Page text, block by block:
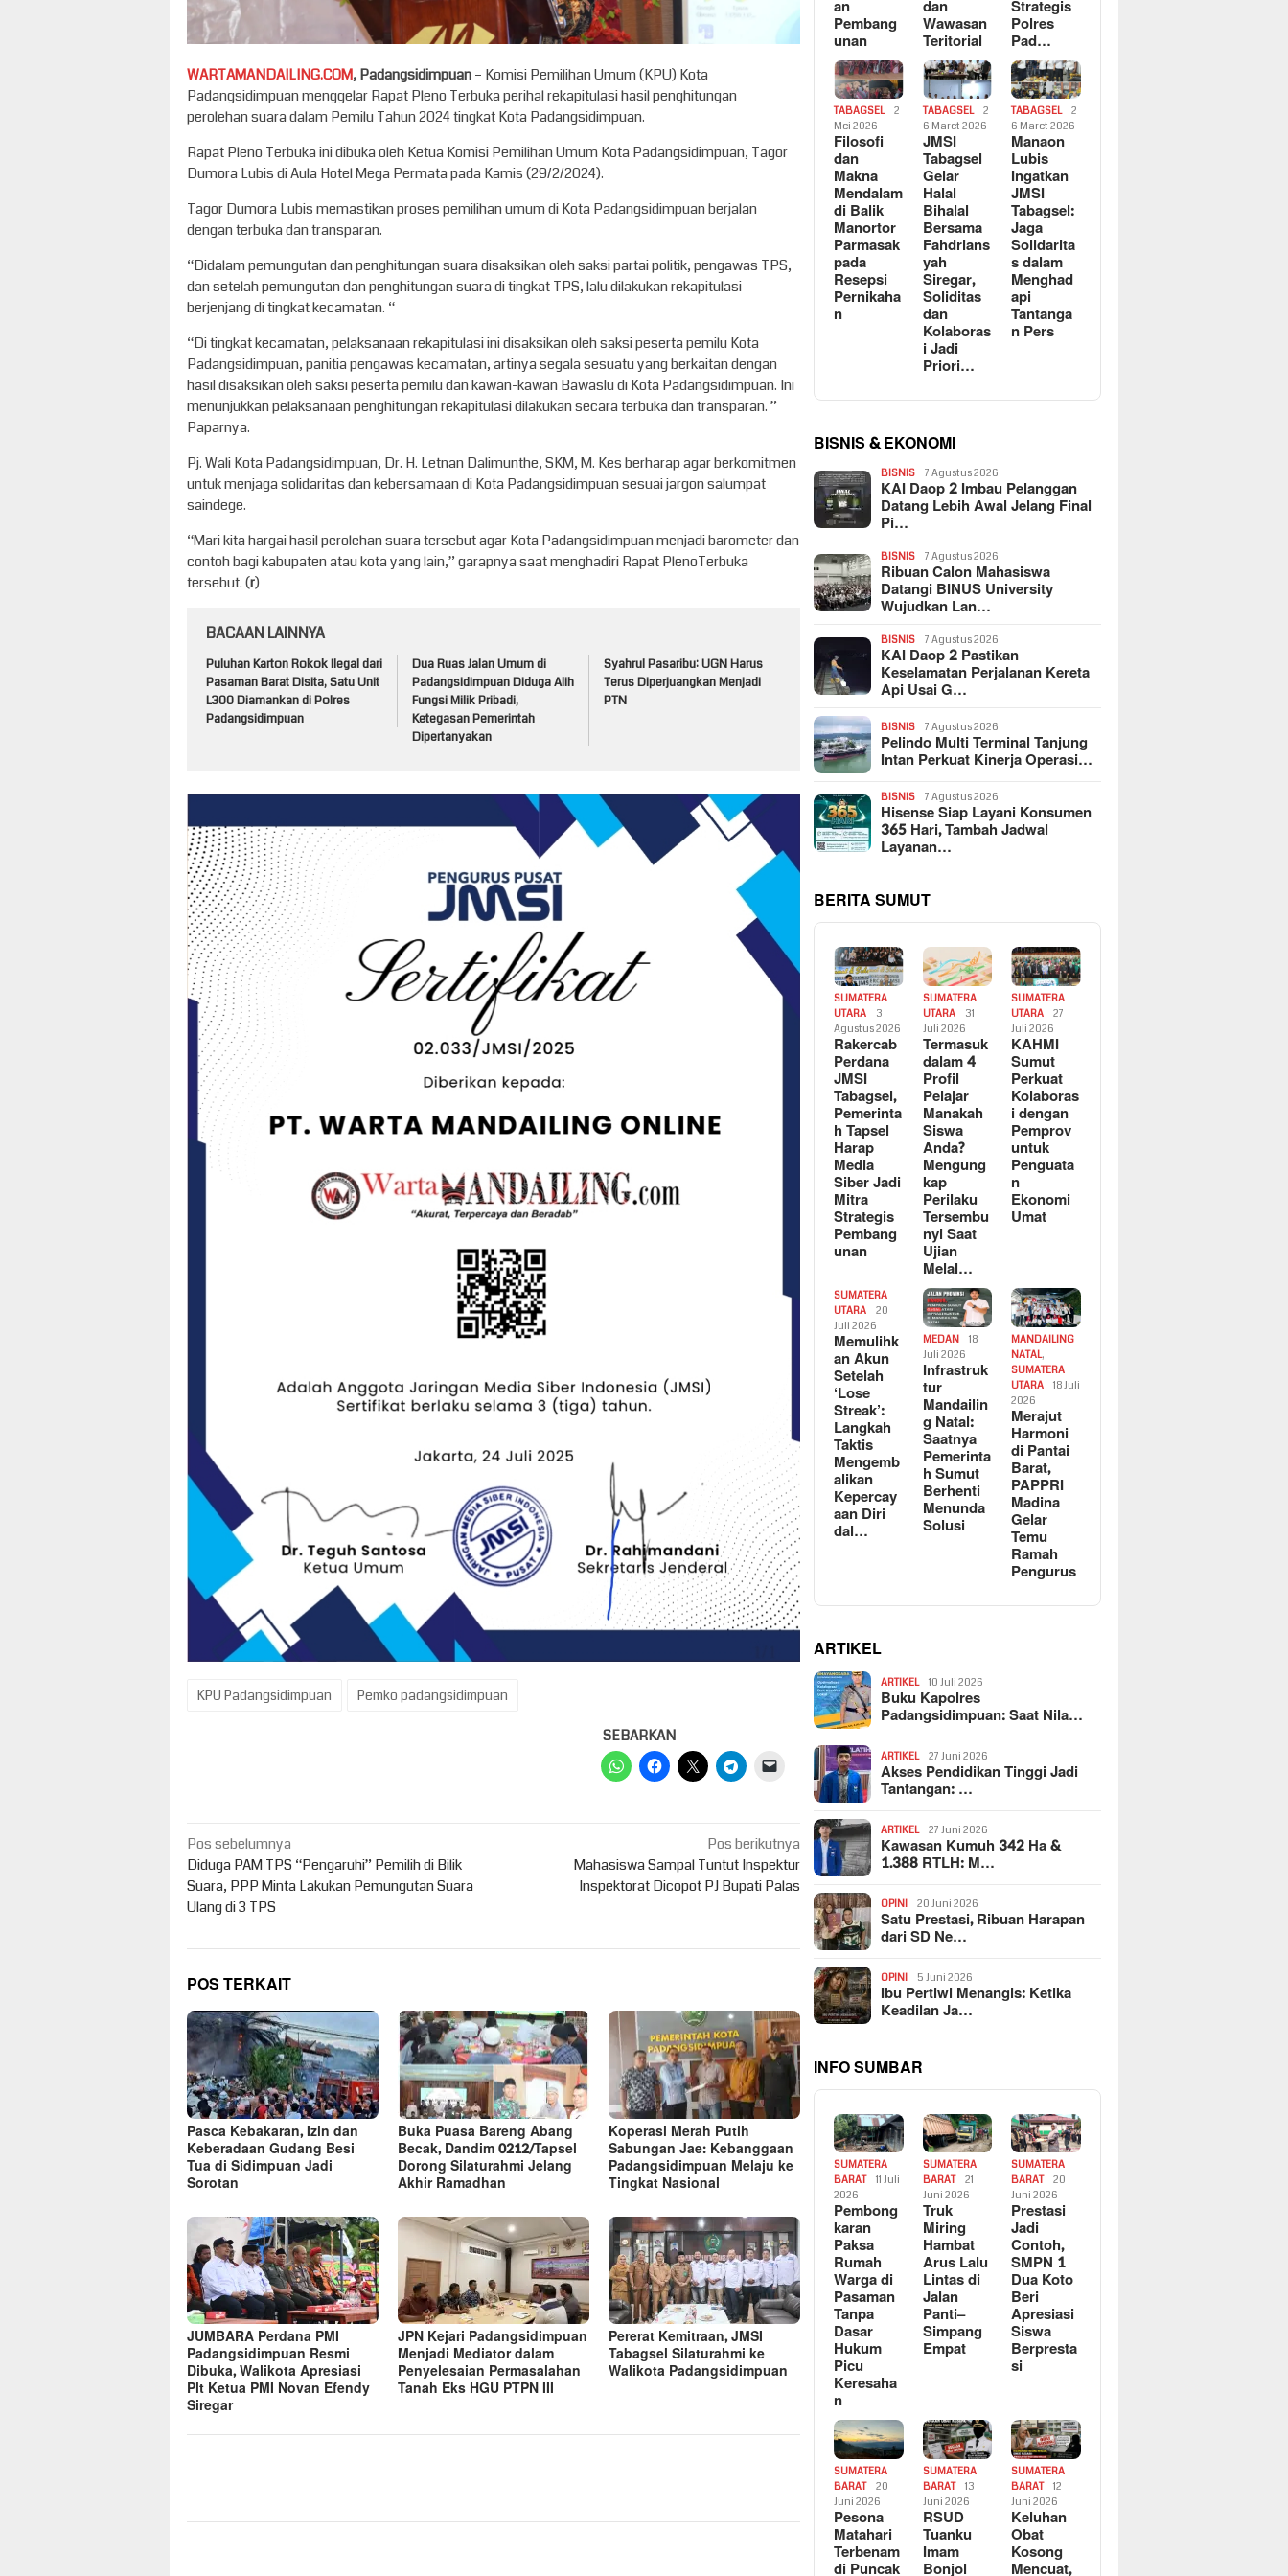
WARTAMANDAILING.COM, Padangsidimpuan– Komisi Pemilihan Umum (KPU) Kota
Padangsidimpuan menggelar Rapat Pleno Terbuka perihal rekapitulasi hasil penghitungan
perolehan suara dalam Pemilu Tahun 2024 tingkat Kota Padangsidimpuan.
Rapat Pleno Terbuka ini dibuka oleh Ketua Komisi Pemilihan Umum Kota Padangsidimpuan, Tagor
Dumora Lubis di Aula Hotel Mega Permata pada Kamis (29/2/2024).
Tagor Dumora Lubis memastikan proses pemilihan umum di Kota Padangsidimpuan berjalan
dengan terbuka dan transparan.
“Didalam pemungutan dan penghitungan suara disaksikan oleh saksi partai politik, pengawas TPS,
dan setelah pemungutan dan penghitungan suara di tingkat TPS, lalu dilakukan rekapitulasi
berjenjang di tingkat kecamatan. “
“Di tingkat kecamatan, pelaksanaan rekapitulasi ini disaksikan oleh saksi peserta pemilu Kota
Padangsidimpuan, panitia pengawas kecamatan, artinya segala sesuatu yang berkaitan dengan
hasil disaksikan oleh saksi peserta pemilu dan kawan-kawan Bawaslu di Kota Padangsidimpuan. Ini
menunjukkan pelaksanaan penghitungan rekapitulasi dilakukan secara terbuka dan transparan. ”
Paparnya.
Pj. Wali Kota Padangsidimpuan, Dr. H. Letnan Dalimunthe, SKM, M. Kes berharap agar berkomitmen
untuk menjaga solidaritas dan kebersamaan di Kota Padangsidimpuan sesuai jargon salumpat
saindege.
“Mari kita hargai hasil perolehan suara tersebut agar Kota Padangsidimpuan menjadi barometer dan
contoh bagi kabupaten atau kota yang lain,” garapnya saat menghadiri Rapat PlenoTerbuka
tersebut. (r)
BACAAN LAINNYA
Puluhan Karton Rokok Ilegal dari
Pasaman Barat Disita, Satu Unit
L300 Diamankan di Polres
Padangsidimpuan
Dua Ruas Jalan Umum di
Padangsidimpuan Diduga Alih
Fungsi Milik Pribadi,
Ketegasan Pemerintah
Dipertanyakan
Syahrul Pasaribu: UGN Harus
Terus Diperjuangkan Menjadi
PTN
KPU Padangsidimpuan Pemko padangsidimpuan
SEBARKAN
Navigasi
pos
Pos sebelumnya
Diduga PAM TPS “Pengaruhi” Pemilih di Bilik
Suara, PPP Minta Lakukan Pemungutan Suara
Ulang di 3 TPS
Pos berikutnya
Mahasiswa Sampal Tuntut Inspektur
Inspektorat Dicopot PJ Bupati Palas
POS TERKAIT
Pasca Kebakaran, Izin dan
Keberadaan Gudang Besi
Tua di Sidimpuan Jadi
Sorotan
Buka Puasa Bareng Abang
Becak, Dandim 0212/Tapsel
Dorong Silaturahmi Jelang
Akhir Ramadhan
Koperasi Merah Putih
Sabungan Jae: Kebanggaan
Padangsidimpuan Melaju ke
Tingkat Nasional
JUMBARA Perdana PMI
Padangsidimpuan Resmi
Dibuka, Walikota Apresiasi
Plt Ketua PMI Novan Efendy
Siregar
JPN Kejari Padangsidimpuan
Menjadi Mediator dalam
Penyelesaian Permasalahan
Tanah Eks HGU PTPN III
Pererat Kemitraan, JMSI
Tabagsel Silaturahmi ke
Walikota Padangsidimpuan
an
Pembang
unan
dan
Wawasan
Teritorial
Strategis
Polres
Pad…
TABAGSEL
2
Mei 2026
Filosofi
dan
Makna
Mendalam
di Balik
Manortor
Parmasak
pada
Resepsi
Pernikaha
n
TABAGSEL
2
6 Maret 2026
JMSI
Tabagsel
Gelar
Halal
Bihalal
Bersama
Fahdrians
yah
Siregar,
Soliditas
dan
Kolaboras
i Jadi
Priori…
TABAGSEL
2
6 Maret 2026
Manaon
Lubis
Ingatkan
JMSI
Tabagsel:
Jaga
Solidarita
s dalam
Menghad
api
Tantanga
n Pers
BISNIS & EKONOMI
BISNIS 7 Agustus 2026
KAI Daop 2 Imbau Pelanggan
Datang Lebih Awal Jelang Final
Pi…
BISNIS 7 Agustus 2026
Ribuan Calon Mahasiswa
Datangi BINUS University
Wujudkan Lan…
BISNIS 7 Agustus 2026
KAI Daop 2 Pastikan
Keselamatan Perjalanan Kereta
Api Usai G…
BISNIS 7 Agustus 2026
Pelindo Multi Terminal Tanjung
Intan Perkuat Kinerja Operasi…
BISNIS 7 Agustus 2026
Hisense Siap Layani Konsumen
365 Hari, Tambah Jadwal
Layanan…
BERITA SUMUT
SUMATERA
UTARA
3
Agustus 2026
Rakercab
Perdana
JMSI
Tabagsel,
Pemerinta
h Tapsel
Harap
Media
Siber Jadi
Mitra
Strategis
Pembang
unan
SUMATERA
UTARA
31
Juli 2026
Termasuk
dalam 4
Profil
Pelajar
Manakah
Siswa
Anda?
Mengung
kap
Perilaku
Tersembu
nyi Saat
Ujian
Melal…
SUMATERA
UTARA
27
Juli 2026
KAHMI
Sumut
Perkuat
Kolaboras
i dengan
Pemprov
untuk
Penguata
n
Ekonomi
Umat
SUMATERA
UTARA
20
Juli 2026
Memulihk
an Akun
Setelah
‘Lose
Streak’:
Langkah
Taktis
Mengemb
alikan
Kepercay
aan Diri
dal…
MEDAN
18
Juli 2026
Infrastruk
tur
Mandailin
g Natal:
Saatnya
Pemerinta
h Sumut
Berhenti
Menunda
Solusi
MANDAILING
NATAL,
SUMATERA
UTARA
18 Juli
2026
Merajut
Harmoni
di Pantai
Barat,
PAPPRI
Madina
Gelar
Temu
Ramah
Pengurus
ARTIKEL
ARTIKEL 10 Juli 2026
Buku Kapolres
Padangsidimpuan: Saat Nila…
ARTIKEL 27 Juni 2026
Akses Pendidikan Tinggi Jadi
Tantangan: …
ARTIKEL 27 Juni 2026
Kawasan Kumuh 342 Ha &
1.388 RTLH: M…
OPINI 20 Juni 2026
Satu Prestasi, Ribuan Harapan
dari SD Ne…
OPINI 5 Juni 2026
Ibu Pertiwi Menangis: Ketika
Keadilan Ja…
INFO SUMBAR
SUMATERA
BARAT
11 Juli
2026
Pembong
karan
Paksa
Rumah
Warga di
Pasaman
Tanpa
Dasar
Hukum
Picu
Keresaha
n
SUMATERA
BARAT
21
Juni 2026
Truk
Miring
Hambat
Arus Lalu
Lintas di
Jalan
Panti–
Simpang
Empat
SUMATERA
BARAT
20
Juni 2026
Prestasi
Jadi
Contoh,
SMPN 1
Dua Koto
Beri
Apresiasi
Siswa
Berpresta
si
SUMATERA
BARAT
20
Juni 2026
Pesona
Matahari
Terbenam
di Puncak
SUMATERA
BARAT
13
Juni 2026
RSUD
Tuanku
Imam
Bonjol
SUMATERA
BARAT
12
Juni 2026
Keluhan
Obat
Kosong
Mencuat,